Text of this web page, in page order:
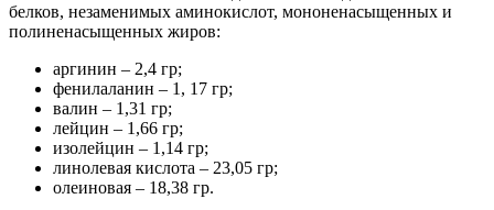
белков, незаменимых аминокислот, мононенасыщенных и
полиненасыщенных жиров:
аргинин – 2,4 гр;
фенилаланин – 1, 17 гр;
валин – 1,31 гр;
лейцин – 1,66 гр;
изолейцин – 1,14 гр;
линолевая кислота – 23,05 гр;
олеиновая – 18,38 гр.